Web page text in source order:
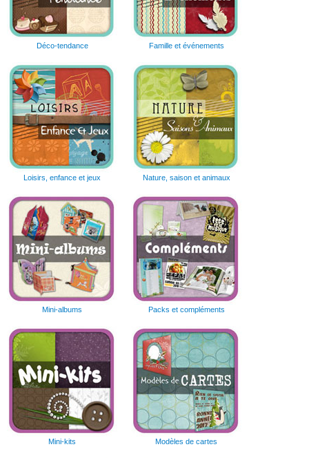
Déco-tendance Famille et événements
Loisirs, enfance et jeux Nature, saison et animaux
Mini-albums Packs et compléments
Mini-kits Modèles de cartes